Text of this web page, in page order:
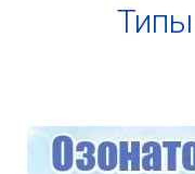
Типы